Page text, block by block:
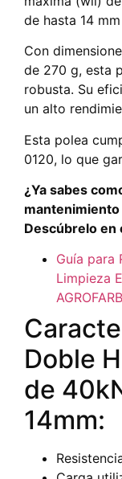
de hasta 14
Con
de 270 g, esta
robusta. Su
un alto
Esta polea
0120, lo que
¿Ya sabes
Descúbrelo en
Guía para
Limpieza
Doble
de
14mm: